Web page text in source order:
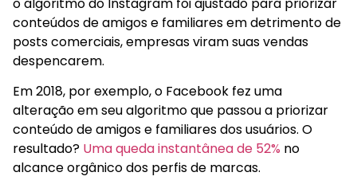
conteúdos de amigos e familiares em detrimento de
posts comerciais, empresas viram suas vendas
despencarem.
Em 2018, por exemplo, o Facebook fez uma
alteração em seu algoritmo que passou a priorizar
conteúdo de amigos e familiares dos usuários. O
resultado? Uma queda instantânea de 52% no
alcance orgânico dos perfis de marcas.